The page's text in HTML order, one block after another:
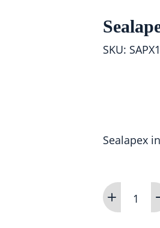
SKU:
Sealapex
Sealapex
Xpress